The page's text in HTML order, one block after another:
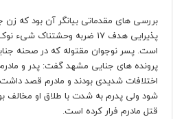
بررسی های مقدماتی بیانگر آن بود که زن
پذیرایی هدف ۱۷ ضربه وحشتناک
است. پسر نوجوان مقتوله که در صحنه
پرونده های جنایی مشهد گفت: پدر و
اختلافات شدیدی بودند و مادرم قصد داشت
شود ولی پدرم به شدت با طلاق او مخالف
قتل مادرم فرار کرده است.